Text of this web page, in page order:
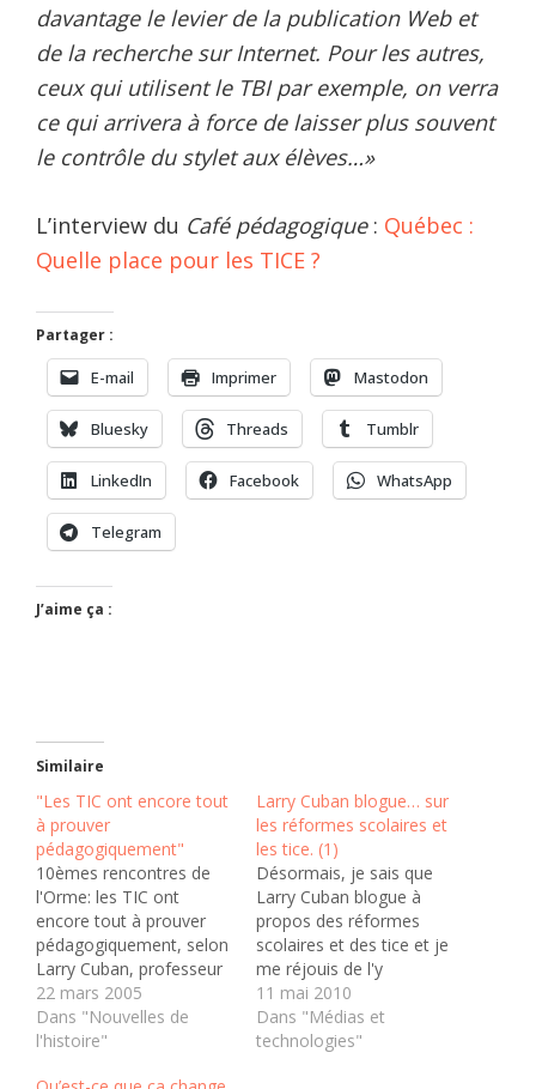
davantage le levier de la publication Web et
de la recherche sur Internet. Pour les autres,
ceux qui utilisent le TBI par exemple, on verra
ce qui arrivera à force de laisser plus souvent
le contrôle du stylet aux élèves…»
L’interview du Café pédagogique: Québec :
Quelle place pour les TICE ?
Partager :
E-mail Imprimer Mastodon
Bluesky Threads Tumblr
LinkedIn Facebook WhatsApp
Telegram
J’aime ça :
Similaire
"Les TIC ont encore tout
à prouver
pédagogiquement"
10èmes rencontres de
l'Orme: les TIC ont
encore tout à prouver
pédagogiquement, selon
Larry Cuban, professeur
à Stanford 19-03-2005
«Malgré un
développement
22 mars 2005
Dans "Nouvelles de
l'histoire"
Larry Cuban blogue… sur
les réformes scolaires et
les tice. (1)
Désormais, je sais que
Larry Cuban blogue à
propos des réformes
scolaires et des tice et je
me réjouis de l'y
retrouver après avoir lu
avec grand intérêt ses
ouvrages sur l'histoire de
11 mai 2010
Dans "Médias et
technologies"